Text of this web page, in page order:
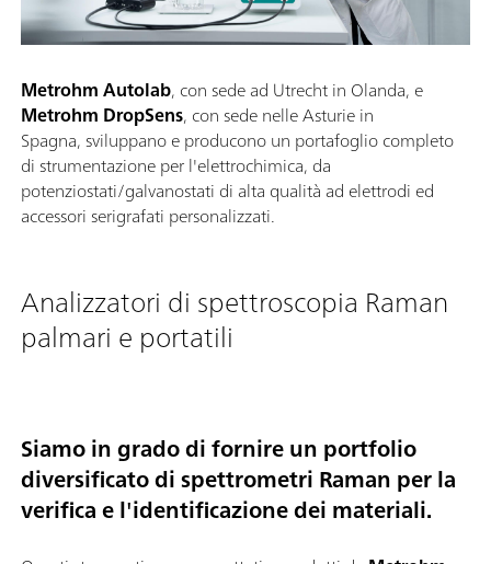
Metrohm Autolab, con sede ad Utrecht in Olanda, e
Metrohm DropSens, con sede nelle Asturie in
Spagna, sviluppano e producono un portafoglio completo
di strumentazione per l'elettrochimica, da
potenziostati/galvanostati di alta qualità ad elettrodi ed
accessori serigrafati personalizzati.
Analizzatori di spettroscopia Raman
palmari e portatili
Siamo in grado di fornire un portfolio
diversificato di spettrometri Raman per la
verifica e l'identificazione dei materiali.